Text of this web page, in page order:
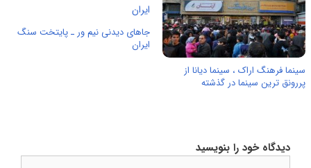
سینما فرهنگ اراک ، سینما دیانا از
پررونق ترین سینما در گذشته
جاهای دیدنی نیم ور ـ پایتخت سنگ
ایران
دیدگاه خود را بنویسید